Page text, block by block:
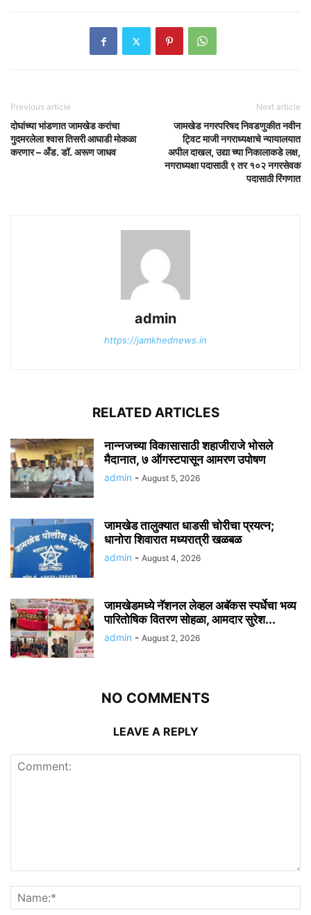
Previous article
दोघांच्या भांडणात जामखेड करांचा
गुदमरलेला श्वास तिसरी आघाडी मोकळा
करणार – अँड. डॉ. अरूण जाधव
Next article
जामखेड नगरपरिषद निवडणुकीत नवीन
ट्विट माजी नगराध्यक्षाचे न्यायालयात
अपील दाखल, उद्या च्या निकालाकडे लक्ष,
नगराध्यक्षा पदासाठी ९ तर १०२ नगरसेवक
पदासाठी रिंगणात
admin
https://jamkhednews.in
RELATED ARTICLES
नान्नजच्या विकासासाठी शहाजीराजे भोसले
मैदानात, ७ ऑगस्टपासून आमरण उपोषण
admin - August 5, 2026
जामखेड तालुक्यात धाडसी चोरीचा प्रयत्न;
धानोरा शिवारात मध्यरात्री खळबळ
admin - August 4, 2026
जामखेडमध्ये नॅशनल लेव्हल अबॅकस स्पर्धेचा भव्य
पारितोषिक वितरण सोहळा, आमदार सुरेश...
admin - August 2, 2026
NO COMMENTS
LEAVE A REPLY